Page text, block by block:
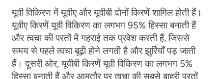
यूवी विकिरण में यूवीए और यूवीबी दोनों किरणें शामिल होती हैं।
यूवीए किरणें यूवी विकिरण का लगभग 95% हिस्सा बनाती हैं
और त्वचा की परतों में गहराई तक प्रवेश करती हैं, जिससे
समय से पहले त्वचा बूढ़ी होने लगती है और झुर्रियाँ पड़ जाती
हैं। दूसरी ओर, यूवीबी किरणें यूवी विकिरण का लगभग 5%
हिस्सा बनाती हैं और आमतौर पर त्वचा की सबसे बाहरी परतों